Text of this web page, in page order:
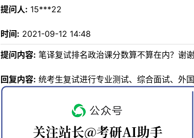
提问人: 15***22
时间: 2021-09-12 14:48
提问内容: 笔译复试排名政治课分数算不算在内？谢谢
回复内容: 统考生复试进行专业测试、综合面试、外